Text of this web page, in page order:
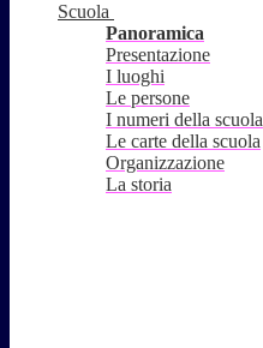
Scuola
Panoramica
Presentazione
I luoghi
Le persone
I numeri della scuola
Le carte della scuola
Organizzazione
La storia